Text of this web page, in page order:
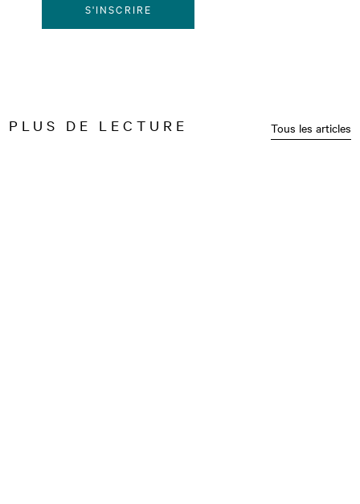
S'INSCRIRE
PLUS DE LECTURE Tous les articles